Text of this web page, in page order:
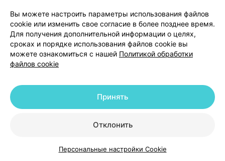
КаталогКорзинаИзбранноеПрофиль
Условия отпуска из аптек
По рецепту.
Санофи-Авентис Дойчланд ГмбХ, Германия (Sanofi-
Deutschland GmbH, Germany) Брюнингштрассс, 50.
D-65926, Франкфурт-на-Майне
представителю держателя регистрационного
Вы можете настроить параметры использования файлов
cookie или изменить свое согласие в более позднее время.
Для получения дополнительной информации о целях,
сроках и порядке использования файлов cookie вы
можете ознакомиться с нашей Политикой обработки
файлов cookie
Отклонить
Принять
Персональные настройки Cookie